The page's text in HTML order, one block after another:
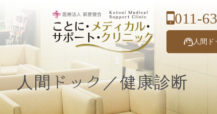
011-
人間ド
人間ドック／健康診断